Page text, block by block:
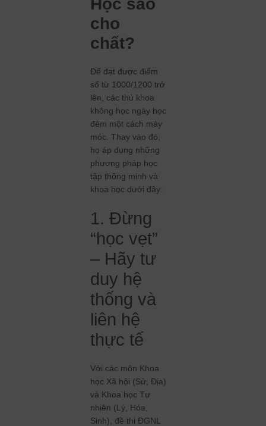
Học sao
cho
chất?
Để đạt được điểm
số từ 1000/1200 trở
lên, các thủ khoa
không học ngày học
đêm một cách máy
móc. Thay vào đó,
họ áp dụng những
phương pháp học
tập thông minh và
khoa học dưới đây:
1. Đừng
“học vẹt”
– Hãy tư
duy hệ
thống và
liên hệ
thực tế
Với các môn Khoa
học Xã hội (Sử, Địa)
và Khoa học Tự
nhiên (Lý, Hóa,
Sinh), đề thi ĐGNL